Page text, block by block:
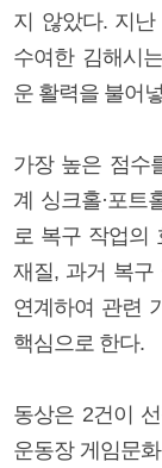
지 않았다. 지
수여한 김해시
운 활력을 불어
가장 높은 점수
계 싱크홀·포트
로 복구 작업의
재질, 과거 복구
연계하여 관련
핵심으로 한다.
동상은 2건이
운동장 게임문